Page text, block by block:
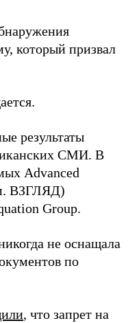
который призвал
результаты
СМИ. В
Advanced
ВЗГЛЯД)
Group.
не оснащала
по
, что запрет на